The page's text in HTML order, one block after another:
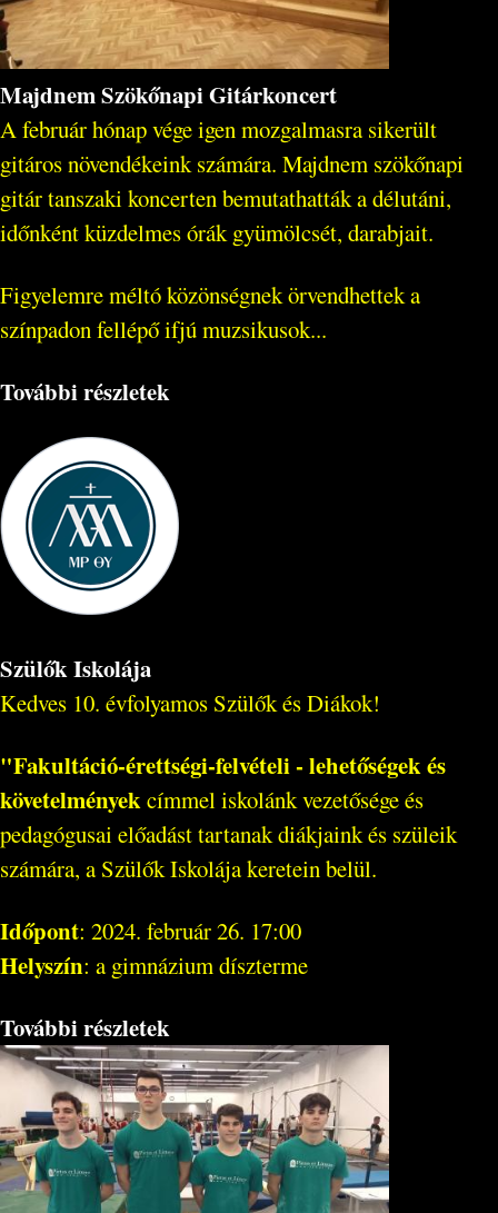
Majdnem Szökőnapi Gitárkoncert
A február hónap vége igen mozgalmasra sikerült
gitáros növendékeink számára. Majdnem szökőnapi
gitár tanszaki koncerten bemutathatták a délutáni,
időnként küzdelmes órák gyümölcsét, darabjait.
Figyelemre méltó közönségnek örvendhettek a
színpadon fellépő ifjú muzsikusok...
További részletek
Szülők Iskolája
Kedves 10. évfolyamos Szülők és Diákok!
"Fakultáció-érettségi-felvételi - lehetőségek és
követelményekcímmel iskolánk vezetősége és
pedagógusai előadást tartanak diákjaink és szüleik
számára, a Szülők Iskolája keretein belül.
Időpont: 2024. február 26. 17:00
Helyszín: a gimnázium díszterme
További részletek